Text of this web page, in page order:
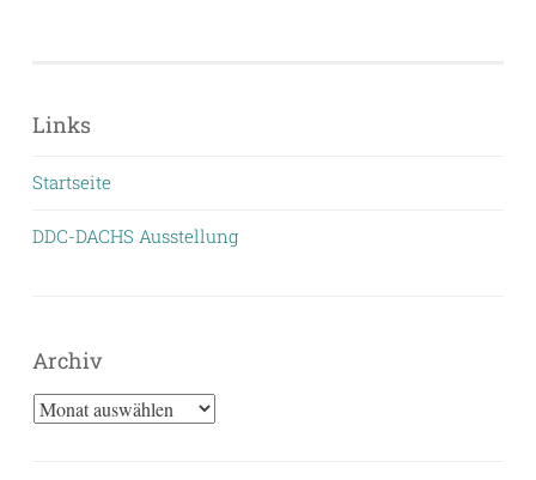
Links
Startseite
DDC-DACHS Ausstellung
Archiv
Archiv